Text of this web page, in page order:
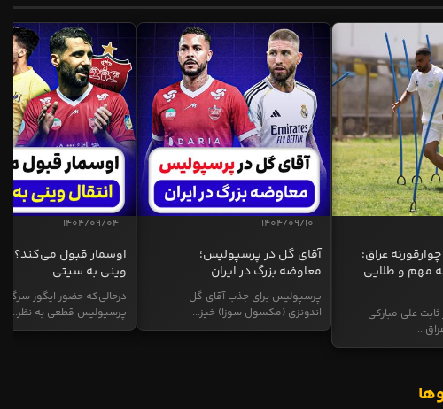
عراق:
مهم و طلایی
علی مبارکی
1404/09/10
آقای گل در پرسپولیس؛
معاوضه بزرگ در ایران
پرسپولیس برای جذب آقای گل
اندونزی (مکسول سوزا) خیز...
1404/09/04
اوسمار قبول می‌کند؟
وینی به سیتی
درحالی‌که حضور ایگور
پرسپولیس قطعی به نظر...